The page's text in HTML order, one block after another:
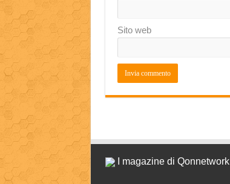
Sito web
I magazine di Qonnetwork